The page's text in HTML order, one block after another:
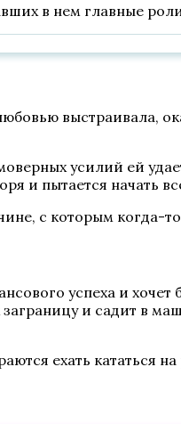
в нем главные
выстраивала,
усилий ей
и пытается начать
с которым когда-
успеха и хочет
и садит в
ехать кататься